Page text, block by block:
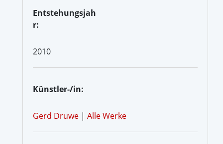
Entstehungsjah
r:
2010
Künstler-/in:
Gerd Druwe | Alle Werke